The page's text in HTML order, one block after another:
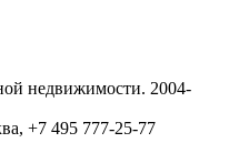
недвижимости. 2004-
+7 495 777-25-77